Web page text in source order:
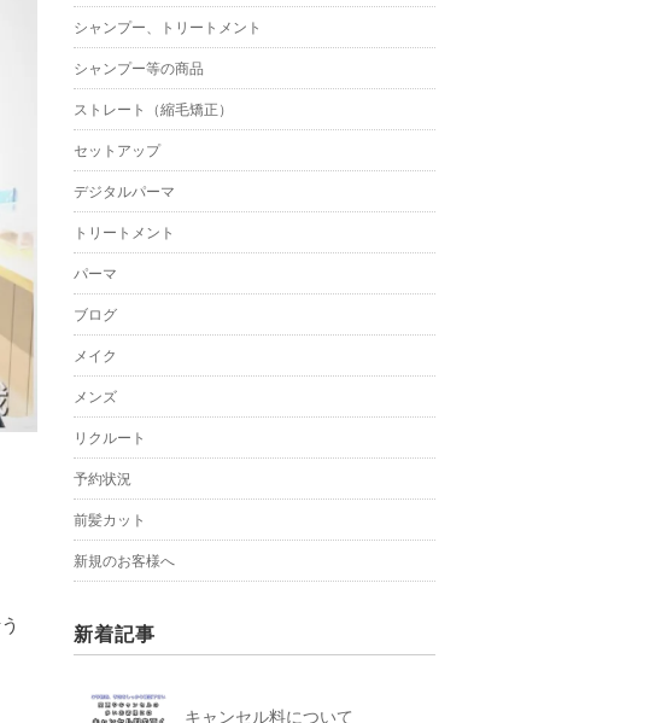
シャンプー、トリートメント
シャンプー等の商品
ストレート（縮毛矯正）
セットアップ
デジタルパーマ
トリートメント
パーマ
ブログ
メイク
メンズ
リクルート
予約状況
前髪カット
新規のお客様へ
新着記事
キャンセル料について